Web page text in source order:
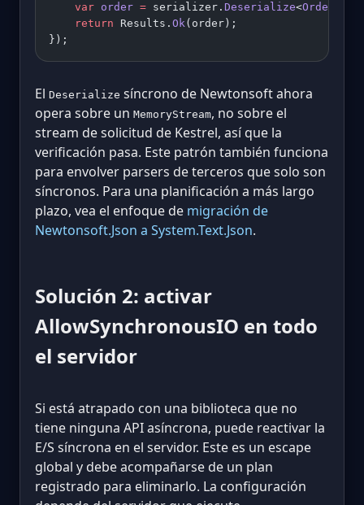
    var
order = serializer. Deserialize<Order
    return
Results. Ok(order);
});
El Deserialize síncrono de Newtonsoft ahora
opera sobre un MemoryStream, no sobre el
stream de solicitud de Kestrel, así que la
verificación pasa. Este patrón también funciona
para envolver parsers de terceros que solo son
síncronos. Para una planificación a más largo
plazo, vea el enfoque de migración de
Newtonsoft.Json a System.Text.Json.
Solución 2: activar
AllowSynchronousIO en todo
el servidor
Si está atrapado con una biblioteca que no
tiene ninguna API asíncrona, puede reactivar la
E/S síncrona en el servidor. Este es un escape
global y debe acompañarse de un plan
registrado para eliminarlo. La configuración